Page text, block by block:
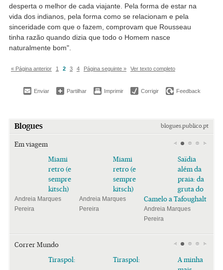
desperta o melhor de cada viajante. Pela forma de estar na
vida dos indianos, pela forma como se relacionam e pela
sinceridade com que o fazem, comprovam que Rousseau
tinha razão quando dizia que todo o Homem nasce
naturalmente bom".
« Página anterior 1 2 3 4 Página seguinte » Ver texto completo
Enviar Partilhar Imprimir Corrigir Feedback
Blogues blogues.publico.pt
Em viagem
Miami
retro (e
sempre
kitsch)
Andreia Marques
Pereira
Miami
retro (e
sempre
kitsch)
Andreia Marques
Pereira
Saïdia
além da
praia: da
gruta do
Camelo a Tafoughalt
Andreia Marques
Pereira
Correr Mundo
Tiraspol:
Tiraspol:
A minha